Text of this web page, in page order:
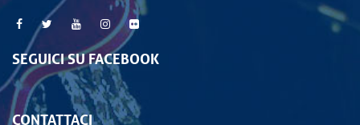
SEGUICI SU FACEBOOK
CONTATTACI